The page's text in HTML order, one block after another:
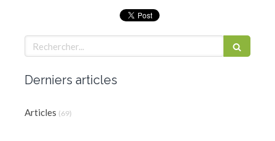
Rechercher
Derniers articles
Articles (69)